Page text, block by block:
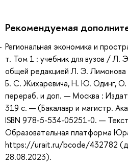
Рекомендуемая
Региональная экономика и
т. Том 1 : учебник для вузов / Л.
общей редакцией Л. Э. Лимонова
Б. С. Жихаревича, Н. Ю. Одинг, О.
перераб. и доп. — Москва :
319 с. — (Бакалавр и магистр.
ISBN 978-5-534-05251-0. —
Образовательная платформа
https://urait.ru/bcode/432782
28.08.2023).